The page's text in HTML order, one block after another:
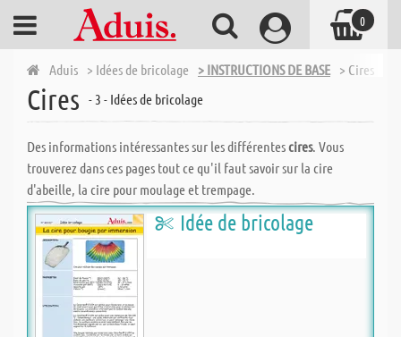
Aduis > Idées de bricolage > INSTRUCTIONS DE BASE > Cires
Cires - 3 - Idées de bricolage
Des informations intéressantes sur les différentescires. Vous
trouverez dans ces pages tout ce qu'il faut savoir sur la cire
d'abeille, la cire pour moulage et trempage.
Idée de bricolage
0